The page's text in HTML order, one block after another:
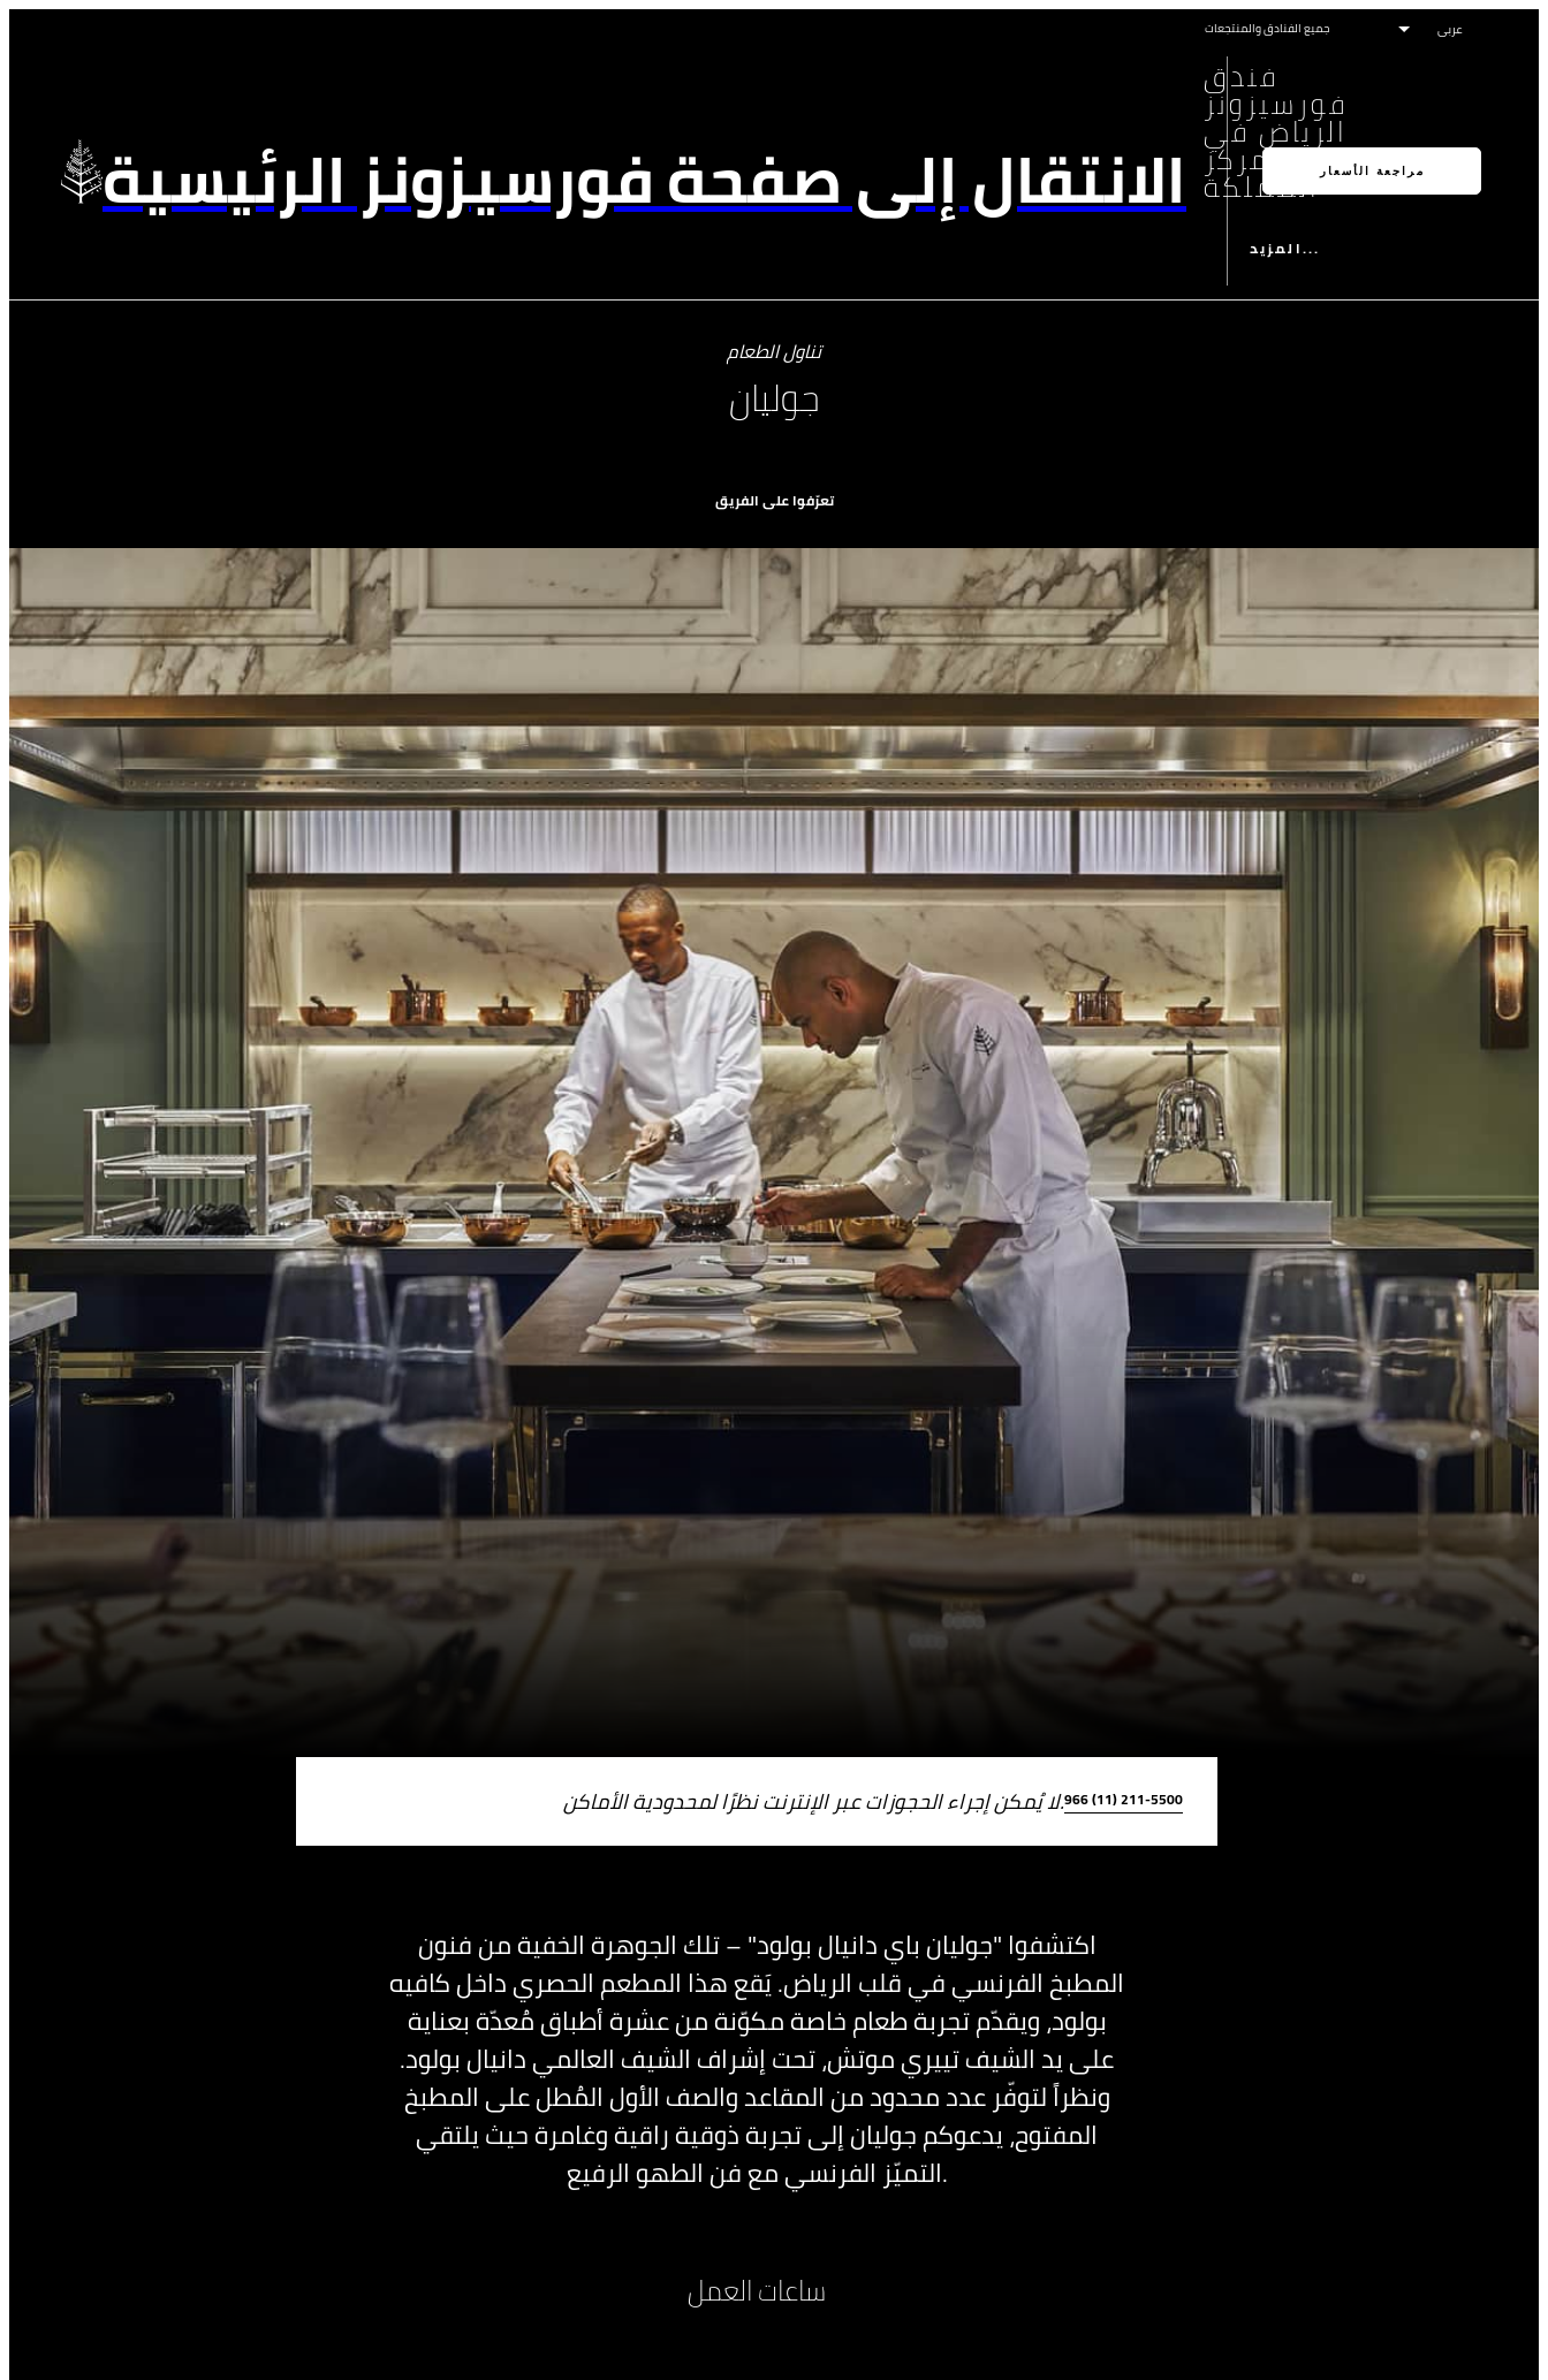
جميع الفنادق والمنتجعات
الانتقال إلى صفحة فورسيزونز الرئيسية
فندق
فورسيزونز
الرياض في
مركز
المملكة
المزيد...
مراجعة الأسعار
تناول الطعام
جوليان
تعرّفوا على الفريق
لا يُمكن إجراء الحجوزات عبر الإنترنت نظرًا لمحدودية الأماكن.966 (11) 211-5500
اكتشفوا "جوليان باي دانيال بولود" – تلك الجوهرة الخفية من فنون
المطبخ الفرنسي في قلب الرياض. يَقع هذا المطعم الحصري داخل كافيه
بولود، ويقدّم تجربة طعام خاصة مكوّنة من عشرة أطباق مُعدّة بعناية
على يد الشيف تييري موتش، تحت إشراف الشيف العالمي دانيال بولود.
ونظراً لتوفّر عدد محدود من المقاعد والصف الأول المُطل على المطبخ
المفتوح، يدعوكم جوليان إلى تجربة ذوقية راقية وغامرة حيث يلتقي
التميّز الفرنسي مع فن الطهو الرفيع.
ساعات العمل